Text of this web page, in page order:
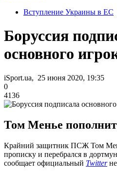
Вступление Украины в ЕС
Боруссия
основного
iSport.ua, 25 июня 2020, 19:35
0
4136
Том Менье
Крайний защитник ПСЖ Том
прописку и перебрался в
сообщает официальный Twitter